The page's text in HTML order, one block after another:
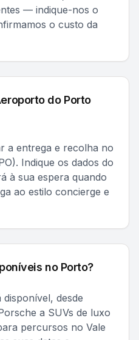
— indique-nos o
o custo da
do Porto
a entrega e recolha no
Indique os dados do
à sua espera quando
ao estilo concierge e
no Porto?
desde
a SUVs de luxo
percursos no Vale